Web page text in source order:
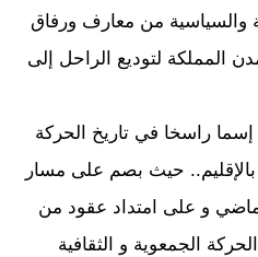
والسياسية من معارف ورفاق
المملكة لتوديع الراحل إلى
إسما راسخا في تاريخ الحركة
بالإقليم.. حيث بصم على مسار
و على امتداد عقود من
الجمعوية و الثقافية